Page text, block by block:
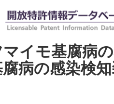
イモ基腐病
病の感染検